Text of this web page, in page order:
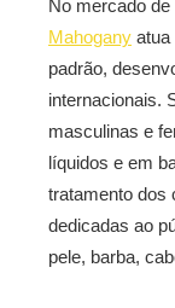
No mercado
Mahogany atua
padrão,
internacionais.
masculinas e
líquidos e em
tratamento dos
dedicadas ao
pele, barba,